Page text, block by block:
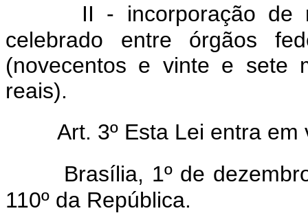
II - incorporação de
celebrado entre órgãos
(novecentos e vinte e sete
reais).
Art. 3º Esta Lei entra
Brasília, 1º de
110º da República.